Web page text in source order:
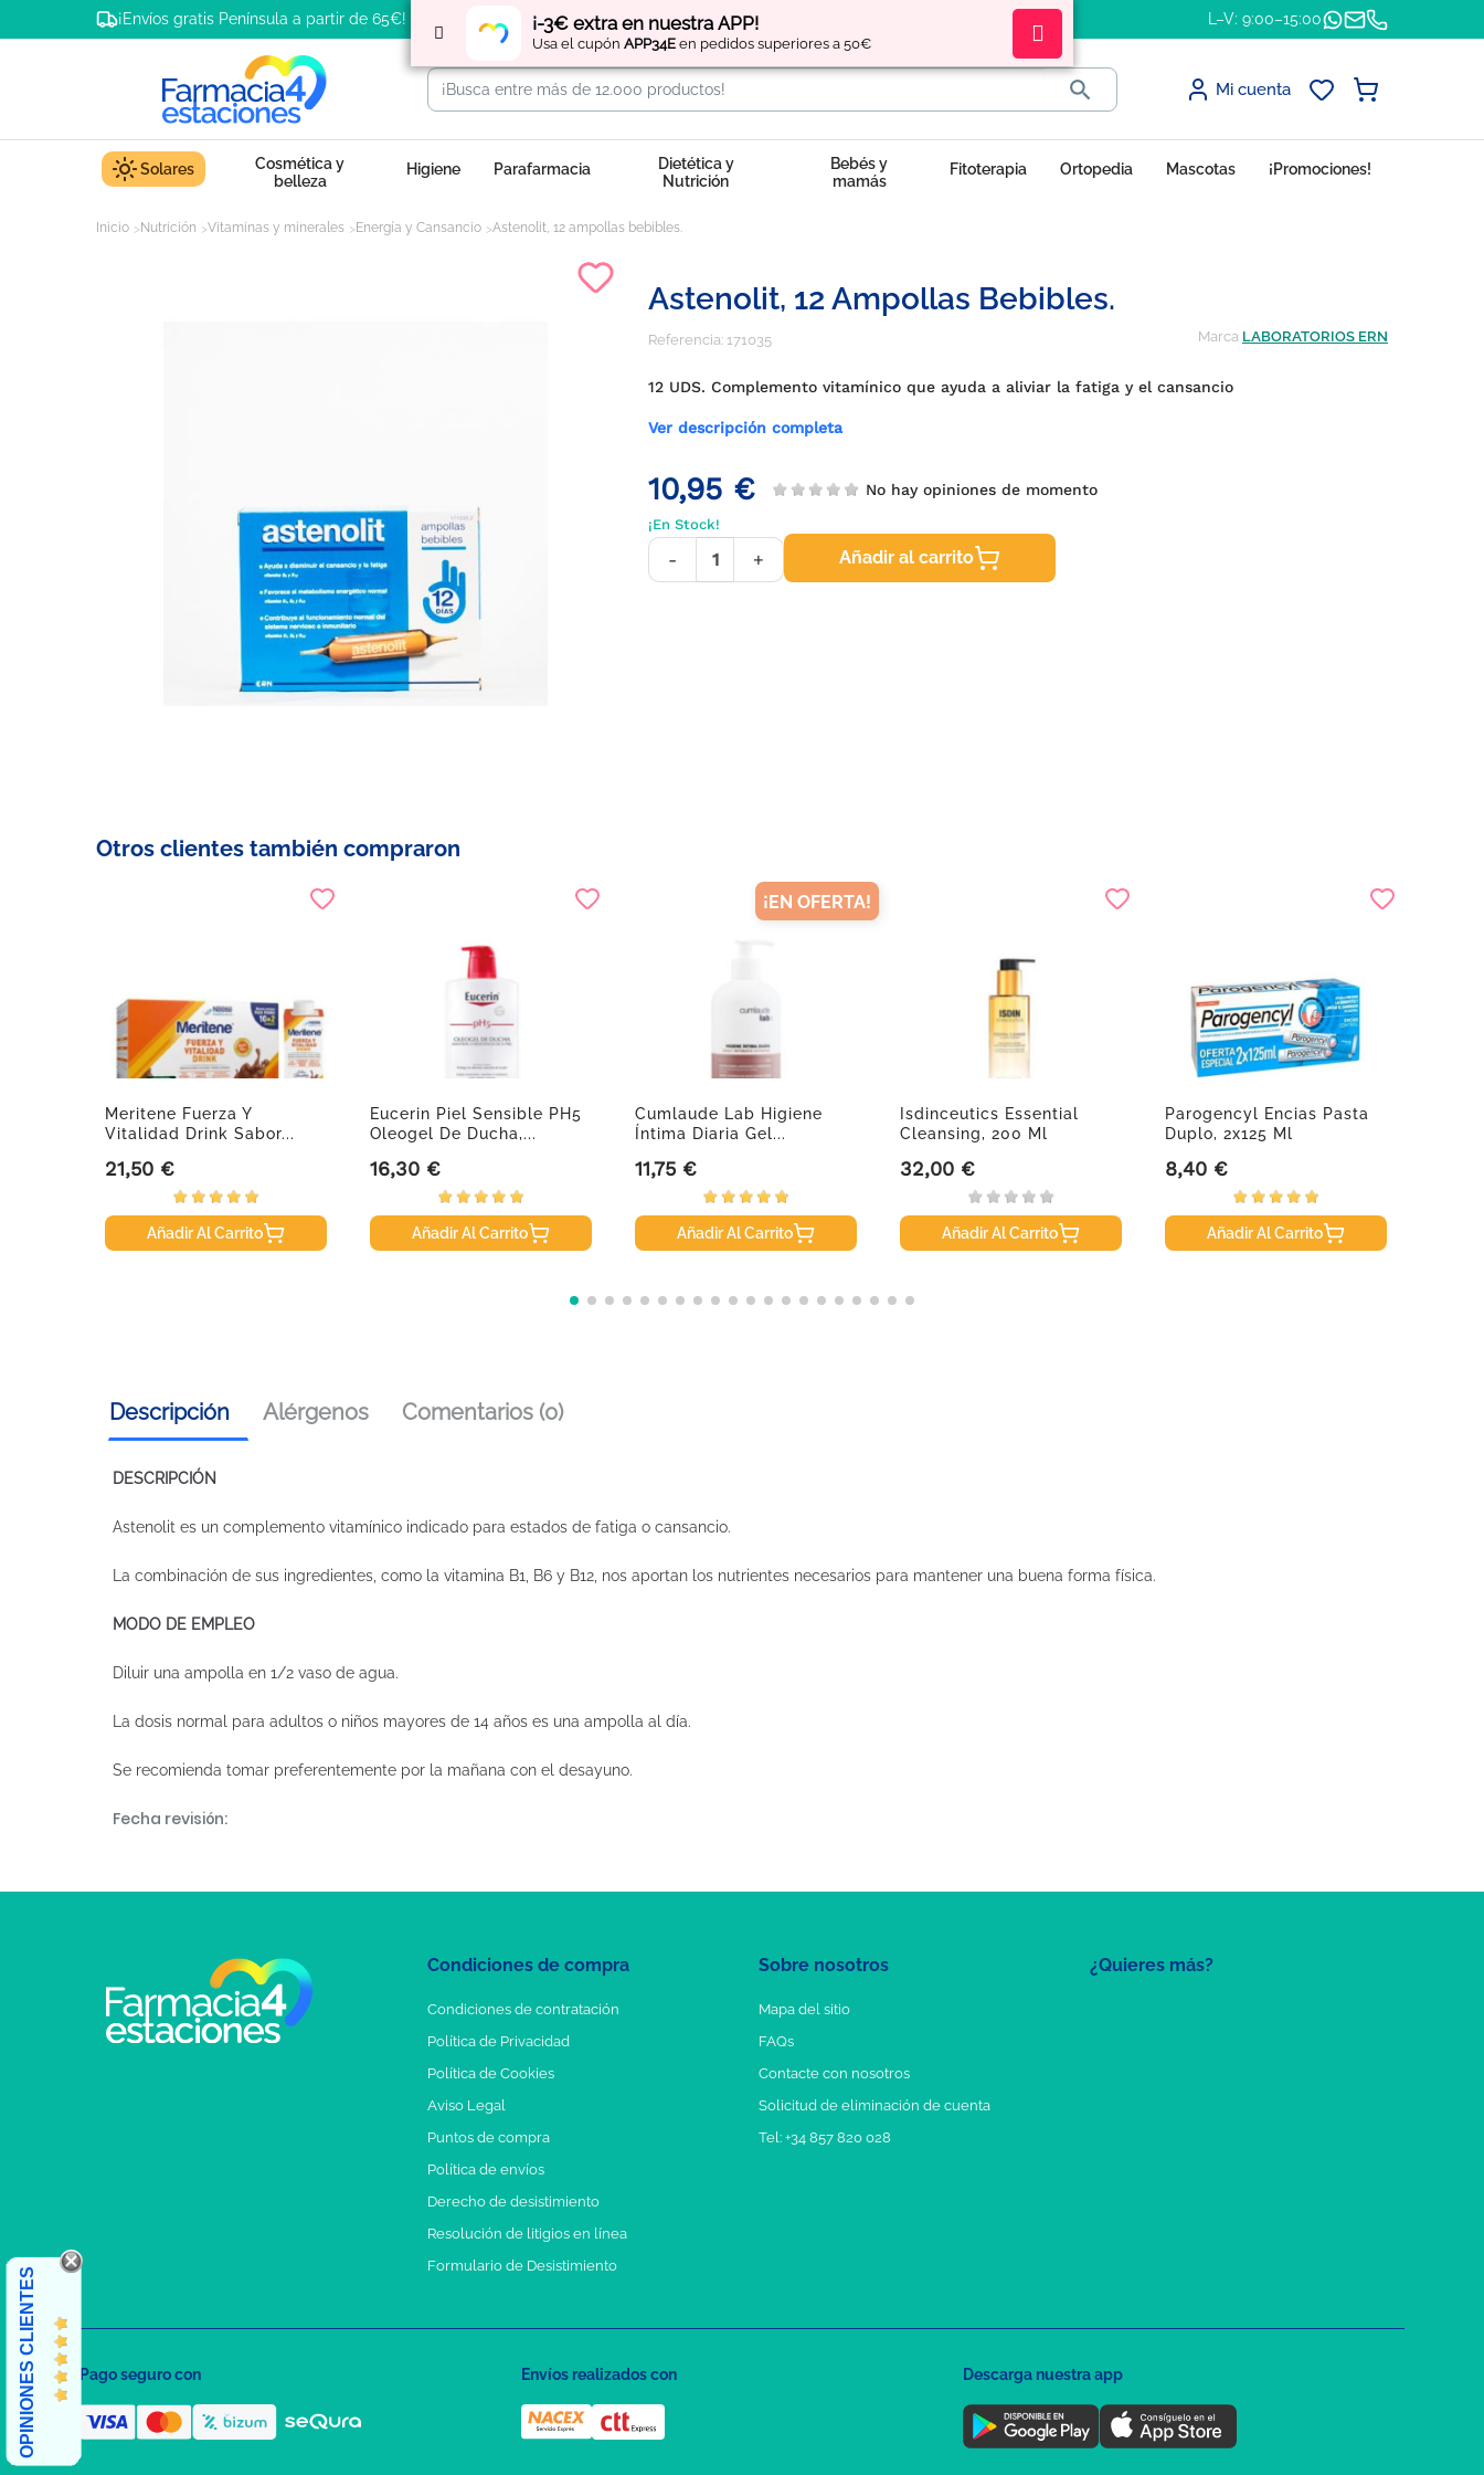
¡-3€ extra en nuestra APP!
Usa el cupón APP34E en pedidos superiores a 50€
¡Envíos gratis Península a partir de 65€! Regístratey obtén L–V: 9:00–15:00
 Mi cuenta
Solares
Cosmética y
belleza
Higiene Parafarmacia
Dietética y
Nutrición
Bebés y
mamás
Fitoterapia Ortopedia Mascotas ¡Promociones!
Inicio Nutrición Vitaminas y minerales Energía y Cansancio Astenolit, 12 ampollas bebibles.
Astenolit, 12 Ampollas Bebibles.
Referencia: 171035 Marca LABORATORIOS ERN
12 UDS. Complemento vitamínico que ayuda a aliviar la fatiga y el cansancio
Ver descripción completa
10,95 € No hay opiniones de momento
¡En Stock!
- + Añadir al carrito
Otros clientes también compraron
Meritene Fuerza Y
Vitalidad Drink Sabor...
Precio
21,50 €
Añadir Al Carrito
Eucerin Piel Sensible PH5
Oleogel De Ducha,...
Precio
16,30 €
Añadir Al Carrito
Cumlaude Lab Higiene
Íntima Diaria Gel...
Precio
11,75 €
Añadir Al Carrito
¡EN OFERTA!
Isdinceutics Essential
Cleansing, 200 Ml
Precio
32,00 €
Añadir Al Carrito
Parogencyl Encias Pasta
Duplo, 2x125 Ml
Precio
8,40 €
Añadir Al Carrito
Descripción Alérgenos Comentarios (0)
DESCRIPCIÓN
Astenolit es un complemento vitamínico indicado para estados de fatiga o cansancio.
La combinación de sus ingredientes, como la vitamina B1, B6 y B12, nos aportan los nutrientes necesarios para mantener una buena forma física.
MODO DE EMPLEO
Diluir una ampolla en 1/2 vaso de agua.
La dosis normal para adultos o niños mayores de 14 años es una ampolla al día.
Se recomienda tomar preferentemente por la mañana con el desayuno.
Fecha revisión:
¿Quieres más?
Condiciones de compra
Condiciones de contratación
Política de Privacidad
Política de Cookies
Aviso Legal
Puntos de compra
Política de envíos
Derecho de desistimiento
Resolución de litigios en línea
Formulario de Desistimiento
Sobre nosotros
Mapa del sitio
FAQs
Contacte con nosotros
Solicitud de eliminación de cuenta
Tel: +34 857 820 028
OPINIONES CLIENTES Pago seguro con Envíos realizados con Descarga nuestra app